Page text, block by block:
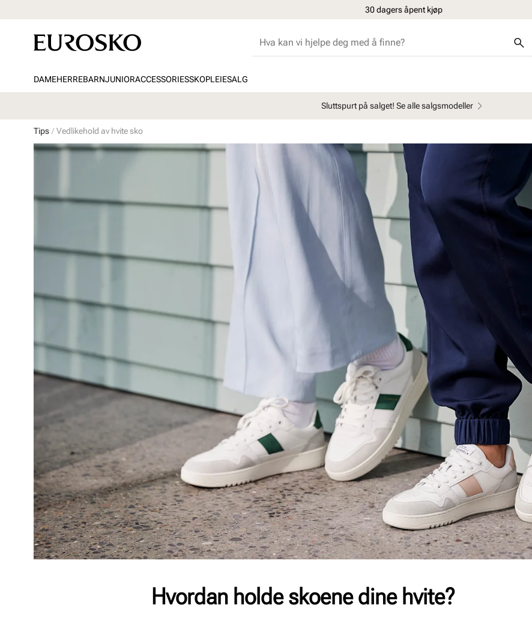
30 dagers åpent kjøp
DAMEHERREBARNJUNIORACCESSORIESSKOPLEIESALG
Sluttspurt på salget! Se alle salgsmodeller
Tips Vedlikehold av hvite sko
Hvordan holde skoene dine hvite?